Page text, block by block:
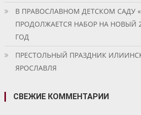
В ПРАВОСЛАВНОМ ДЕТСКОМ САДУ
ПРОДОЛЖАЕТСЯ НАБОР НА НОВЫЙ
ГОД
ПРЕСТОЛЬНЫЙ ПРАЗДНИК
ЯРОСЛАВЛЯ
СВЕЖИЕ КОММЕНТАРИИ